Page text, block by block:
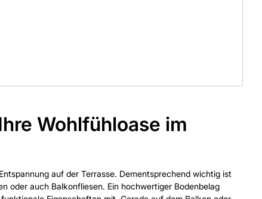
Wohlfühloase im
auf der Terrasse. Dementsprechend wichtig ist
oder auch Balkonfliesen. Ein hochwertiger Bodenbelag